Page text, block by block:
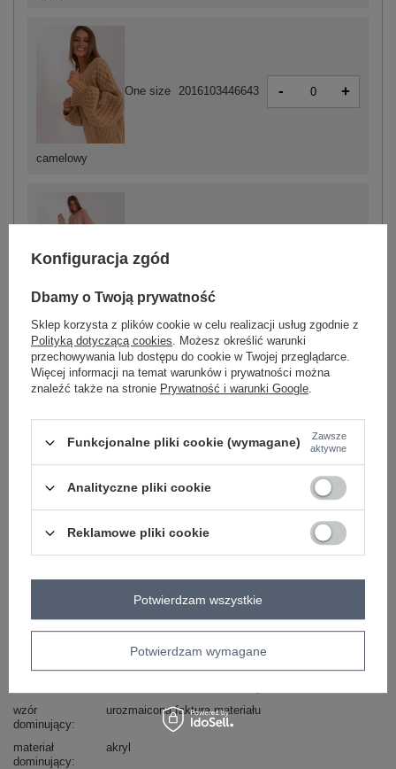
camelowy
One size 2016103446643 - +
ciemny różowy
One size
Zobacz wszystkie kolory (+8)
ZALOGUJ SIĘ I ZOBACZ CENĘ
Masz pytanie? Chętnie pomożemy.
sposób prania : pranie ręczne
Kod produktu
AT-SW-2367-2.64P
wzór
dominujący
urozmaicona faktura materiału
materiał
dominujący
akryl
Konfiguracja zgód
Dbamy o Twoją prywatność
Sklep korzysta z plików cookie w celu realizacji usług zgodnie z
Polityką dotyczącą cookies. Możesz określić warunki
przechowywania lub dostępu do cookie w Twojej przeglądarce.
Więcej informacji na temat warunków i prywatności można
znaleźć także na stronie Prywatność i warunki Google.
Funkcjonalne pliki cookie (wymagane)
Zawsze
aktywne
Analityczne pliki cookie
Reklamowe pliki cookie
Potwierdzam wymagane
Potwierdzam wszystkie